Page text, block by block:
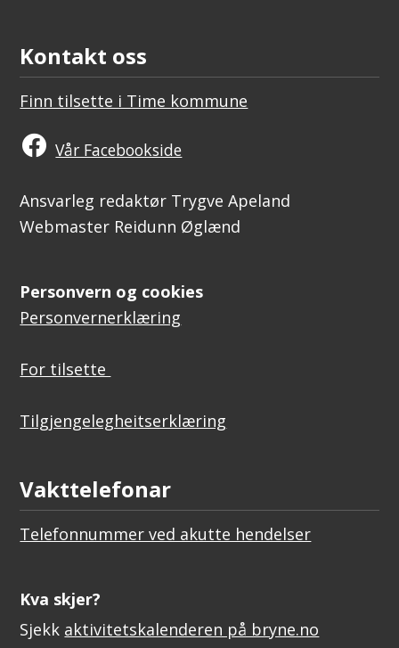
Kontakt oss
Finn tilsette i Time kommune
Vår Facebookside
Ansvarleg redaktør Trygve Apeland
Webmaster Reidunn Øglænd
Personvern og cookies
Personvernerklæring
For tilsette
Tilgjengelegheitserklæring
Vakttelefonar
Telefonnummer ved akutte hendelser
Kva skjer?
Sjekk aktivitetskalenderen på bryne.no